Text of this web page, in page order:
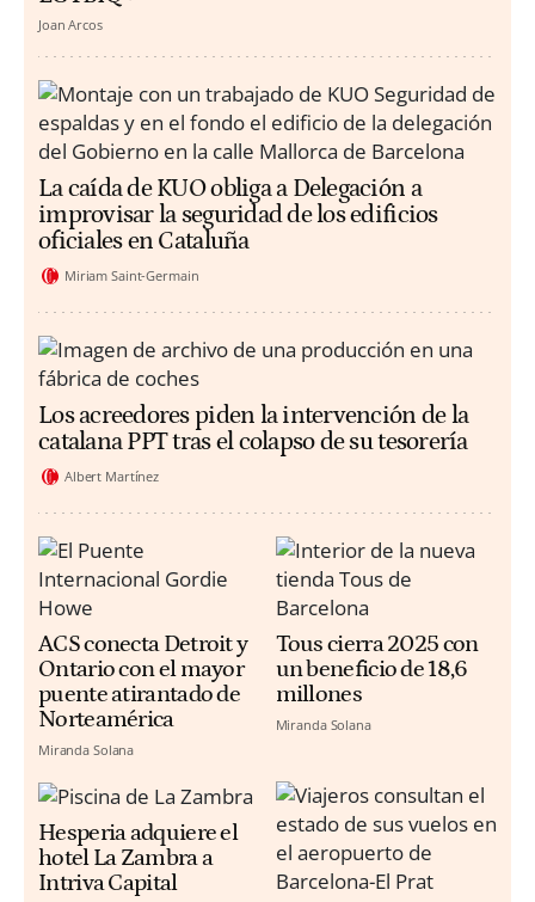
Joan Arcos
La caída de KUO obliga a Delegación a
improvisar la seguridad de los edificios
oficiales en Cataluña
Miriam Saint-Germain
Los acreedores piden la intervención de la
catalana PPT tras el colapso de su tesorería
Albert Martínez
ACS conecta Detroit y
Ontario con el mayor
puente atirantado de
Norteamérica
Miranda Solana
Tous cierra 2025 con
un beneficio de 18,6
millones
Miranda Solana
Hesperia adquiere el
hotel La Zambra a
Intriva Capital